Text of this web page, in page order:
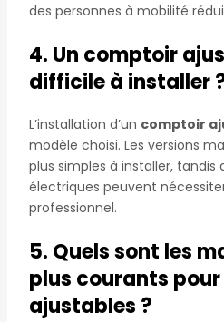
des personnes à mobilité
4. Un comptoir
difficile à installer
L’installation d’un comptoir
modèle choisi. Les versions
plus simples à installer, tandis
électriques peuvent
professionnel.
5. Quels sont les
plus courants
ajustables ?